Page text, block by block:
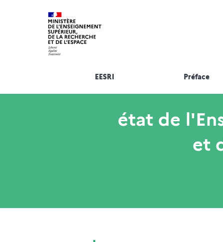
EESRI Préface
état de
et